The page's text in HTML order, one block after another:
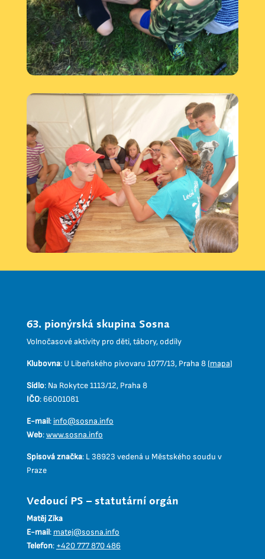
63. pionýrská skupina Sosna
Volnočasové aktivity pro děti, tábory, oddíly
Klubovna: U Libeňského pivovaru 1077/13, Praha 8 (mapa)
Sídlo: Na Rokytce 1113/12, Praha 8
IČO: 66001081
E-mail: info@sosna.info
Web:www.sosna.info
Spisová značka: L 38923 vedená u Městského soudu v
Praze
Vedoucí PS – statutární orgán
Matěj Zíka
E-mail: matej@sosna.info
Telefon: +420 777 870 486